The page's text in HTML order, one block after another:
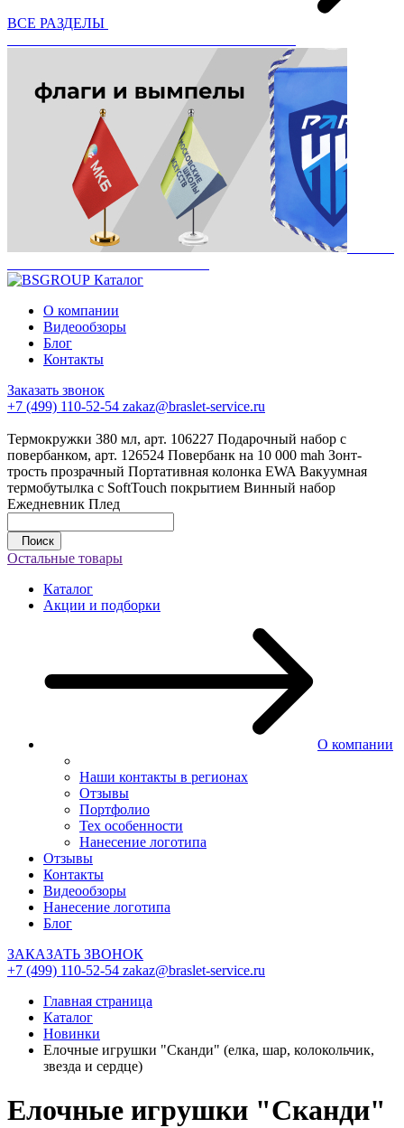
ВСЕ РАЗДЕЛЫ
Каталог
О компании
Видеообзоры
Блог
Контакты
Заказать звонок
+7 (499) 110-52-54 zakaz@braslet-service.ru
Термокружки 380 мл, арт. 106227 Подарочный набор с
повербанком, арт. 126524 Повербанк на 10 000 mah Зонт-
трость прозрачный Портативная колонка EWA Вакуумная
термобутылка с SoftTouch покрытием Винный набор
Ежедневник Плед
Поиск
Остальные товары
Каталог
Акции и подборки
О компании
Наши контакты в регионах
Отзывы
Портфолио
Тех особенности
Нанесение логотипа
Отзывы
Контакты
Видеообзоры
Нанесение логотипа
Блог
ЗАКАЗАТЬ ЗВОНОК
+7 (499) 110-52-54 zakaz@braslet-service.ru
Главная страница
Каталог
Новинки
Елочные игрушки "Сканди" (елка, шар, колокольчик,
звезда и сердце)
Елочные игрушки "Сканди"